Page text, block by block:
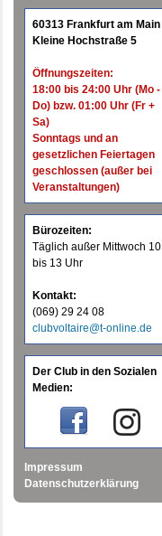
60313 Frankfurt am Main
Kleine Hochstraße 5
Öffnungszeiten:
18:00 bis 24:00 Uhr (Mo -
Do) bzw. 01:00 Uhr (Fr +
Sa)
Sonntags und an
gesetzlichen Feiertagen
geschlossen (außer bei
Veranstaltungen)
Bürozeiten:
Täglich außer Mittwoch 10
bis 13 Uhr
Kontakt:
(069) 29 24 08
clubvoltaire@t-online.de
Der Club in den Sozialen
Medien:
Impressum
Datenschutzerklärung